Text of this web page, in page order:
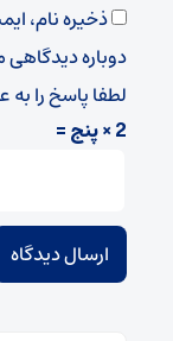
ذخیره نام،
دوباره
لطفا پاسخ را
2 × پنج =